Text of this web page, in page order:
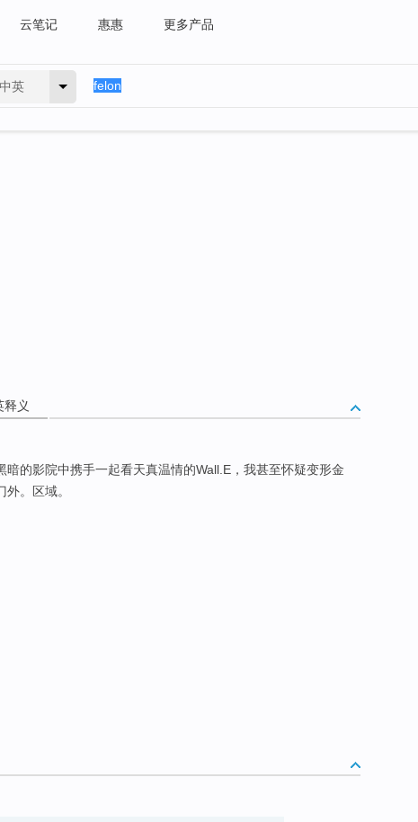
云笔记 惠惠 更多产品
中英
释义
暗的影院中携手一起看天真温情的Wall.E，我甚至怀疑变形金
。区域。